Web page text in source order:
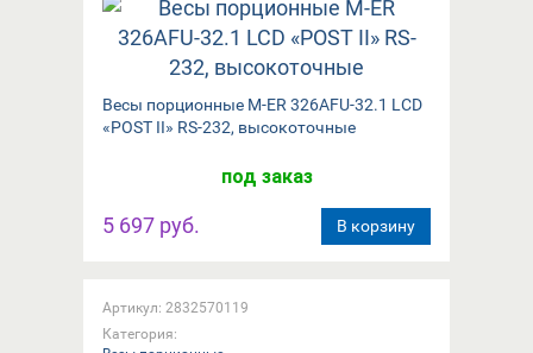
Весы порционные M-ER 326AFU-32.1 LCD
«POST II» RS-232, высокоточные
под заказ
5 697 руб. В корзину
Артикул: 2832570119
Категория: